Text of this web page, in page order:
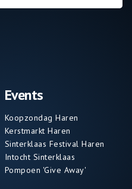
Events
Koopzondag Haren
Kerstmarkt Haren
Sinterklaas Festival Haren
Intocht Sinterklaas
Pompoen 'Give Away'